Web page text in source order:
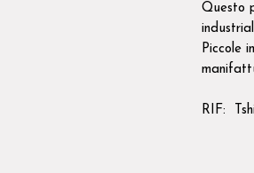
Questo
Piccole
RIF: